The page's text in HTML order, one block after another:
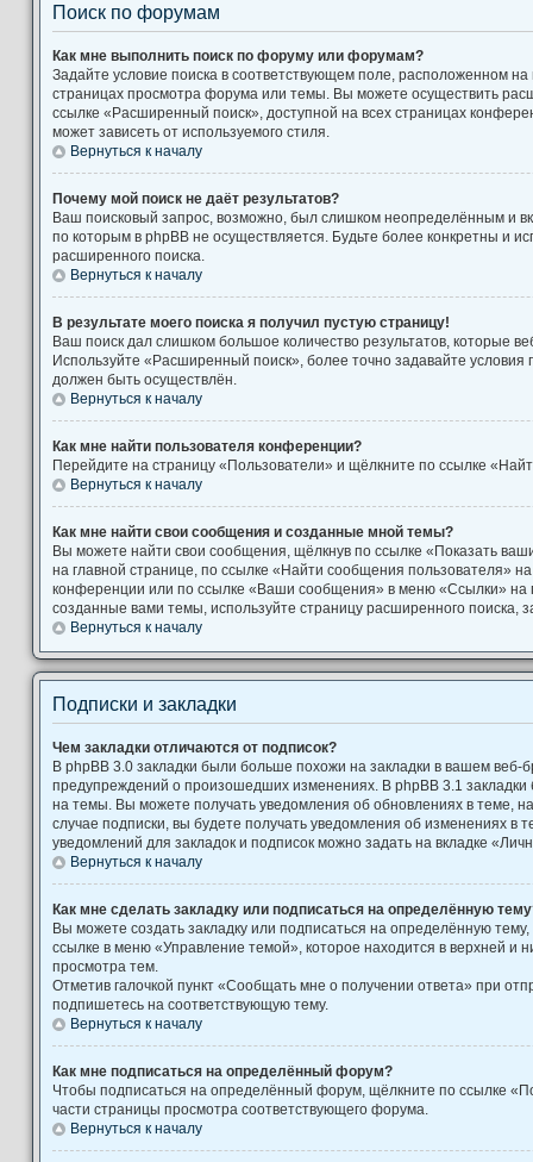
Поиск по форумам
Как мне выполнить поиск по форуму или форумам?
Задайте условие поиска в соответствующем поле, расположенном
страницах просмотра форума или темы. Вы можете осуществить
ссылке «Расширенный поиск», доступной на всех страницах
может зависеть от используемого стиля.
Вернуться к началу
Почему мой поиск не даёт результатов?
Ваш поисковый запрос, возможно, был слишком неопределённым и
по которым в phpBB не осуществляется. Будьте более конкретны и
расширенного поиска.
Вернуться к началу
В результате моего поиска я получил пустую страницу!
Ваш поиск дал слишком большое количество результатов, которые
Используйте «Расширенный поиск», более точно задавайте
должен быть осуществлён.
Вернуться к началу
Как мне найти пользователя конференции?
Перейдите на страницу «Пользователи» и щёлкните по ссылке
Вернуться к началу
Как мне найти свои сообщения и созданные мной темы?
Вы можете найти свои сообщения, щёлкнув по ссылке «Показать
на главной странице, по ссылке «Найти сообщения пользователя»
конференции или по ссылке «Ваши сообщения» в меню «Ссылки» на
созданные вами темы, используйте страницу расширенного поиска,
Вернуться к началу
Подписки и закладки
Чем закладки отличаются от подписок?
В phpBB 3.0 закладки были больше похожи на закладки в вашем веб-
предупреждений о произошедших изменениях. В phpBB 3.1
на темы. Вы можете получать уведомления об обновлениях в теме,
случае подписки, вы будете получать уведомления об изменениях в
уведомлений для закладок и подписок можно задать на вкладке
Вернуться к началу
Как мне сделать закладку или подписаться на определённую
Вы можете создать закладку или подписаться на определённую
ссылке в меню «Управление темой», которое находится в верхней и
просмотра тем.
Отметив галочкой пункт «Сообщать мне о получении ответа» при
подпишетесь на соответствующую тему.
Вернуться к началу
Как мне подписаться на определённый форум?
Чтобы подписаться на определённый форум, щёлкните по ссылке
части страницы просмотра соответствующего форума.
Вернуться к началу